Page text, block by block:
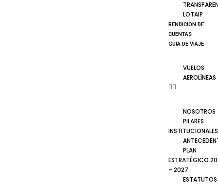
LOTAIP
RENDICION DE
CUENTAS
GUÍA DE VIAJE
VUELOS
AEROLÍNEAS
NOSOTROS
PILARES
INSTITUCIONALES
PLAN
ESTRATÉGICO
– 2027
ESTATUTOS